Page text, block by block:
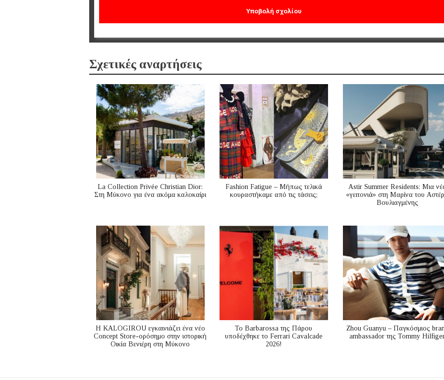
Σχετικές αναρτήσεις
La Collection Privée Christian Dior:
Στη Μύκονο για ένα ακόμα καλοκαίρι
Fashion Fatigue – Μήπως τελικά
κουραστήκαμε από τις τάσεις;
Astir Summer Residents: Μια
«γειτονιά» στη Μαρίνα του
Βουλιαγμένης
Η KALOGIROU εγκαινιάζει ένα νέο
Concept Store-ορόσημο στην ιστορική
Οικία Βενιέρη στη Μύκονο
Το Barbarossa της Πάρου
υποδέχθηκε το Ferrari Cavalcade
2026!
Zhou Guanyu – Παγκόσμιος
ambassador της Tommy